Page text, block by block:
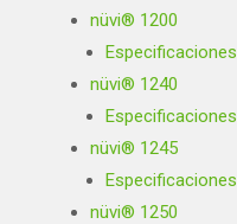
nüvi® 1200
Especificaciones
nüvi® 1240
Especificaciones
nüvi® 1245
Especificaciones
nüvi® 1250